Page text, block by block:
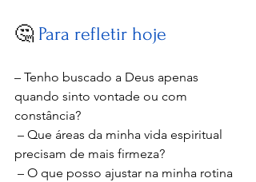
🤔 Para refletir hoje
– Tenho buscado a Deus apenas
quando sinto vontade ou com
constância?
precisam de mais firmeza?